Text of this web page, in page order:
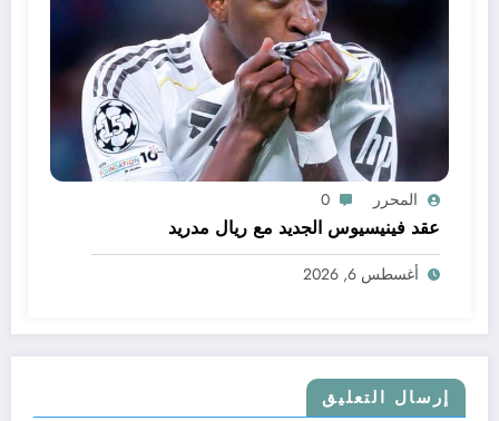
المحرر 0
عقد فينيسيوس الجديد مع ريال مدريد
أغسطس 6, 2026
إرسال التعليق